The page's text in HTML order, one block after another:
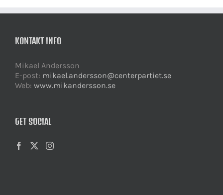
KONTAKT INFO
Mikael Andersson
E-post: mikael.andersson@centerpartiet.se
Web: www.mikandersson.se
GET SOCIAL